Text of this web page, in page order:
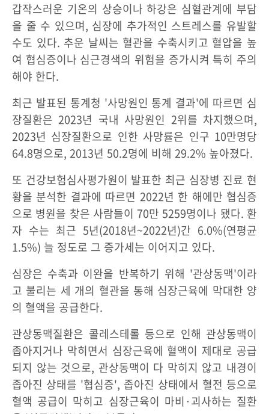
갑작스러운 기온의 상승이나 하강은 심혈관계에 부담
을 줄 수 있으며, 심장에 추가적인 스트레스를 유발할
수도 있다. 추운 날씨는 혈관을 수축시키고 혈압을 높
여 협심증이나 심근경색의 위험을 증가시켜 특히 주의
해야 한다.
최근 발표된 통계청 '사망원인 통계 결과'에 따르면 심
장질환은 2023년 국내 사망원인 2위를 차지했으며,
2023년 심장질환으로 인한 사망률은 인구 10만명당
64.8명으로, 2013년 50.2명에 비해 29.2% 높아졌다.
또 건강보험심사평가원이 발표한 최근 심장병 진료 현
황을 분석한 결과에 따르면 2022년 한 해에만 협심증
으로 병원을 찾은 사람들이 70만 5259명이나 됐다. 환
자 수는 최근 5년(2018년~2022년)간 6.0%(연평균
1.5%) 늘 정도로 그 증가세는 이어지고 있다.
심장은 수축과 이완을 반복하기 위해 '관상동맥'이라
고 불리는 세 개의 혈관을 통해 심장근육에 막대한 양
의 혈액을 공급한다.
관상동맥질환은 콜레스테롤 등으로 인해 관상동맥이
좁아지거나 막히면서 심장근육에 혈액이 제대로 공급
되지 않는 것으로, 관상동맥이 다 막히지 않고 내경이
좁아진 상태를 '협심증', 좁아진 상태에서 혈전 등으로
혈액 공급이 막히고 심장근육이 마비·괴사하는 질환